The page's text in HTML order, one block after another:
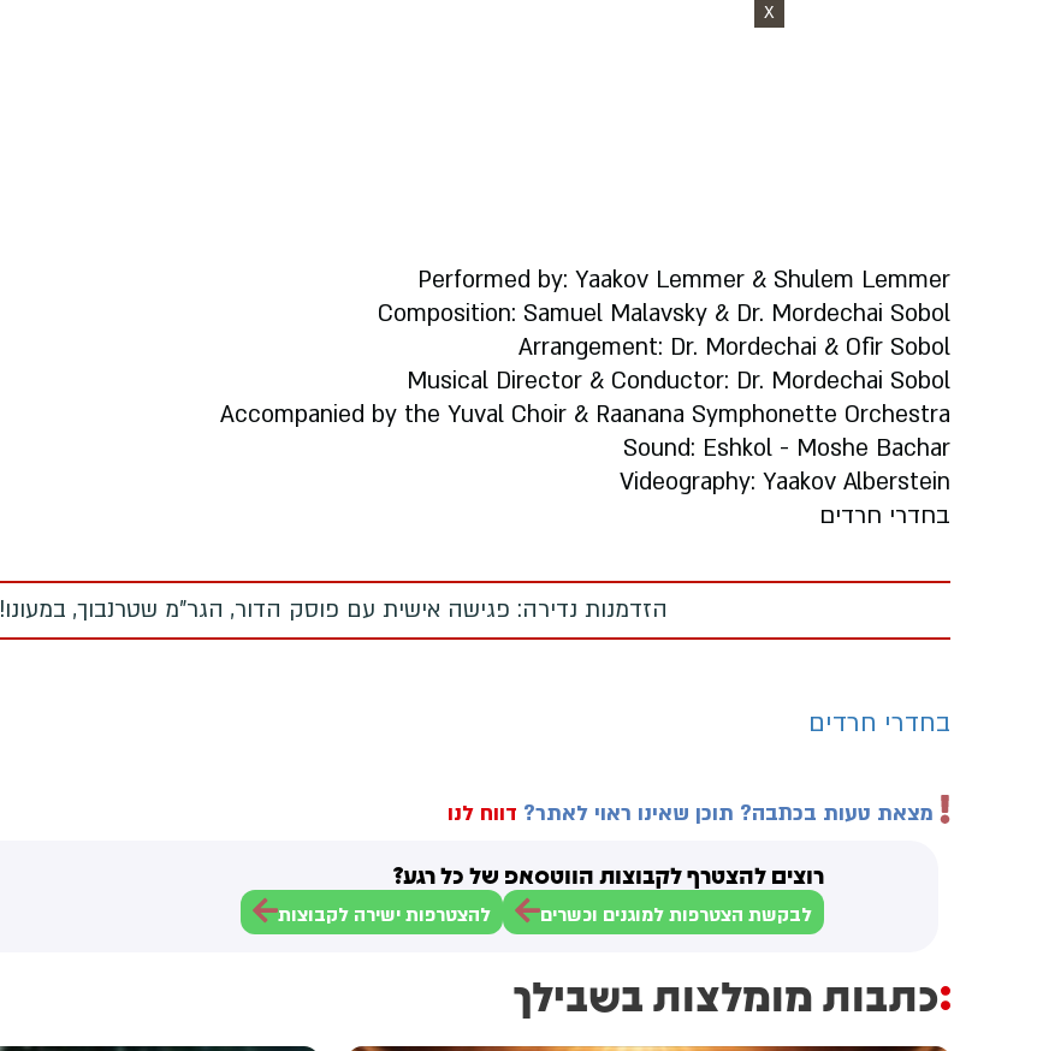
X
Performed by: Yaakov Lemmer & Shulem Lemmer
Composition: Samuel Malavsky & Dr. Mordechai Sobol
Arrangement: Dr. Mordechai & Ofir Sobol
Musical Director & Conductor: Dr. Mordechai Sobol
Accompanied by the Yuval Choir & Raanana Symphonette Orchestra
Sound: Eshkol - Moshe Bachar
Videography: Yaakov Alberstein
בחדרי חרדים
הזדמנות נדירה: פגישה אישית עם פוסק הדור, הגר"מ שטרנבוך, במעונו!
בחדרי חרדים
מצאת טעות בכתבה? תוכן שאינו ראוי לאתר? דווח לנו
רוצים להצטרף לקבוצות הווטסאפ של כל רגע?
לבקשת הצטרפות למוגנים וכשרים להצטרפות ישירה לקבוצות
כתבות מומלצות בשבילך